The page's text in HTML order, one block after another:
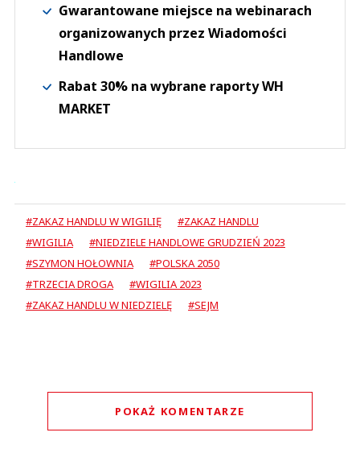
Gwarantowane miejsce na webinarach
organizowanych przez Wiadomości
Handlowe
Rabat 30% na wybrane raporty WH
MARKET
#ZAKAZ HANDLU W WIGILIĘ
#ZAKAZ HANDLU
#WIGILIA
#NIEDZIELE HANDLOWE GRUDZIEŃ 2023
#SZYMON HOŁOWNIA
#POLSKA 2050
#TRZECIA DROGA
#WIGILIA 2023
#ZAKAZ HANDLU W NIEDZIELĘ
#SEJM
POKAŻ KOMENTARZE